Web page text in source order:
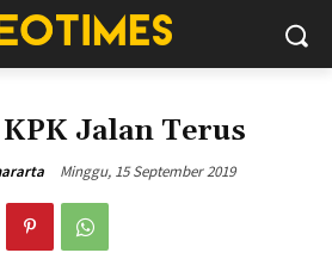
Jalan Terus
Minggu, 15 September 2019